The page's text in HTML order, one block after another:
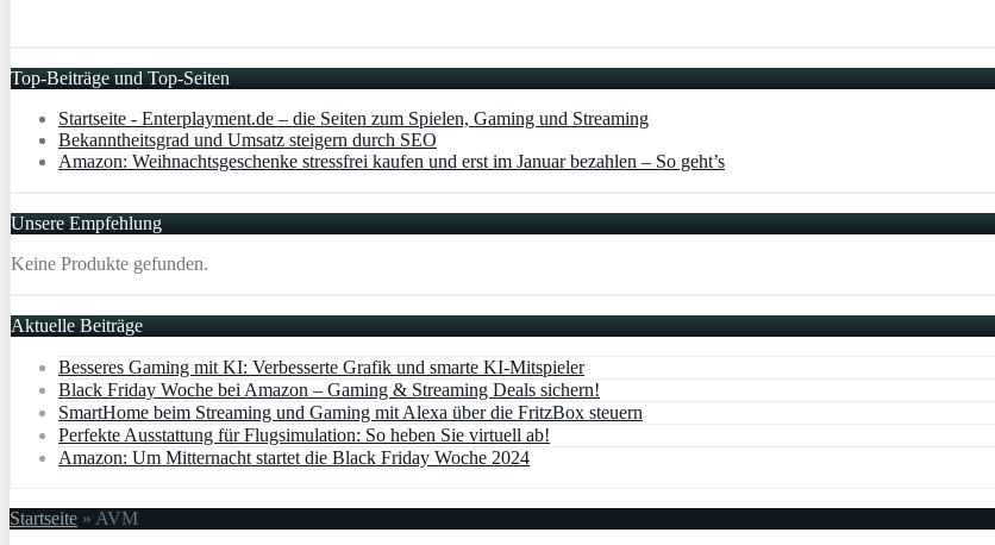
Top-Beiträge und Top-Seiten
Startseite - Enterplayment.de – die Seiten zum Spielen, Gaming und Streaming
Bekanntheitsgrad und Umsatz steigern durch SEO
Amazon: Weihnachtsgeschenke stressfrei kaufen und erst im Januar bezahlen – So geht’s
Unsere Empfehlung
Keine Produkte gefunden.
Aktuelle Beiträge
Besseres Gaming mit KI: Verbesserte Grafik und smarte KI-Mitspieler
Black Friday Woche bei Amazon – Gaming & Streaming Deals sichern!
SmartHome beim Streaming und Gaming mit Alexa über die FritzBox steuern
Perfekte Ausstattung für Flugsimulation: So heben Sie virtuell ab!
Amazon: Um Mitternacht startet die Black Friday Woche 2024
Startseite » AVM